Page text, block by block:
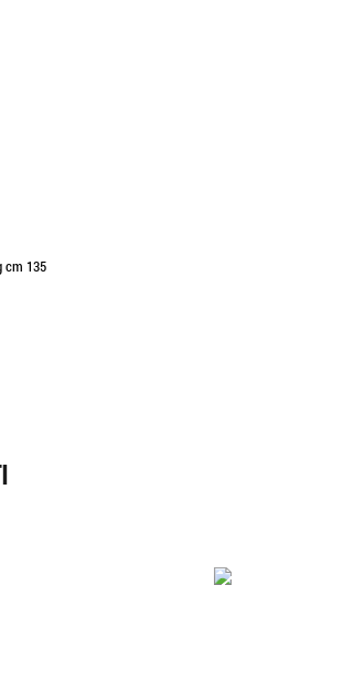
cm 135